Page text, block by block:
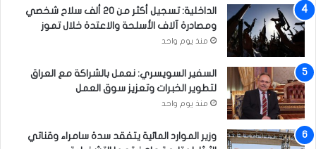
ر
ا
ل
ا
ل
م
ن
ط
الداخلية: تسجيل أكثر من 20 ألف سلاح شخصي
ومصادرة آلاف الأسلحة والاعتدة خلال تموز
منذ يوم واحد
السفير السويسري: نعمل بالشراكة مع العراق
لتطوير الخبرات وتعزيز سوق العمل
منذ يوم واحد
وزير الموارد المائية يتفقد سدة سامراء وقناتي